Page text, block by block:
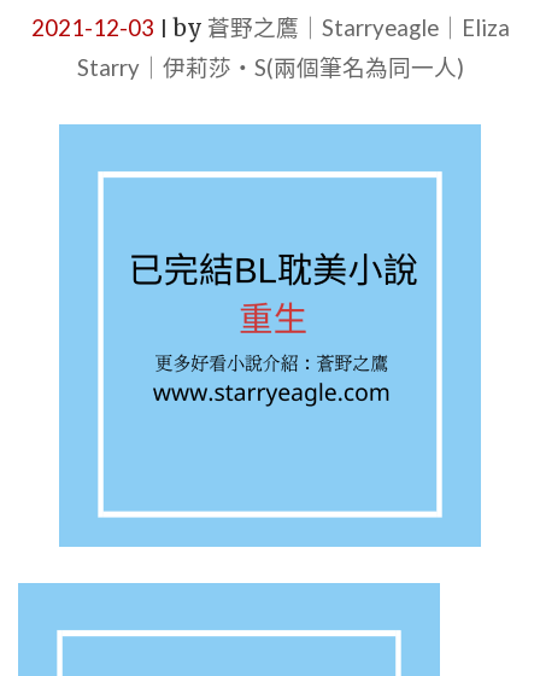
2021-12-03 by 蒼野之鷹｜Starryeagle｜Eliza
Starry｜伊莉莎・S(兩個筆名為同一人)